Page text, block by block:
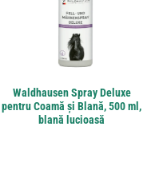
Waldhausen Spray Deluxe
pentru Coamă și Blană, 500 ml,
blană lucioasă